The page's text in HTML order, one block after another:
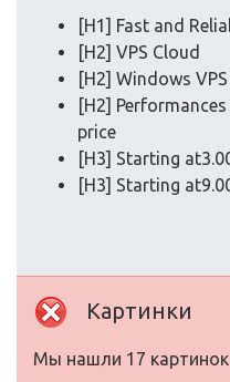
[H1] Fast and
[H2] VPS Cloud
[H2] Windows VPS
[H2]
price
[H3] Starting
[H3] Starting
Картинки
Мы нашли 17 картинок